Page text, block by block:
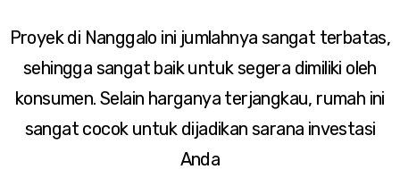
Proyek di Nanggalo ini jumlahnya sangat terbatas,
sehingga sangat baik untuk segera dimiliki oleh
konsumen. Selain harganya terjangkau, rumah ini
sangat cocok untuk dijadikan sarana investasi
Anda